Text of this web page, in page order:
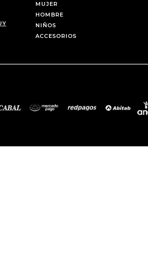
MUJER
HOMBRE
NIÑOS
ACCESORIOS